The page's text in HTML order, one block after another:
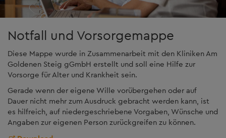
Notfall und Vorsorgemappe
Diese Mappe wurde in Zusammenarbeit mit den Kliniken Am
Goldenen Steig gGmbH erstellt und soll eine Hilfe zur
Vorsorge für Alter und Krankheit sein.
Gerade wenn der eigene Wille vorübergehen oder auf
Dauer nicht mehr zum Ausdruck gebracht werden kann, ist
es hilfreich, auf niedergeschriebene Vorgaben, Wünsche und
Angaben zur eigenen Person zurückgreifen zu können.